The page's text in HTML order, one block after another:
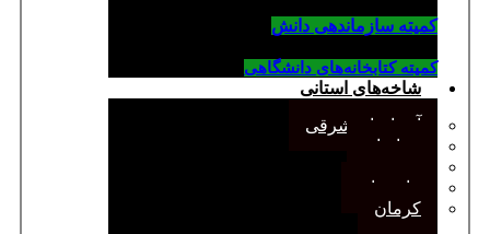
کمیته سازماندهی دانش
کمیته کتابخانه‌های دانشگاهی
شاخه‌های استانی
آذربایجان شرقی
خراسان
مازندران
کرمان